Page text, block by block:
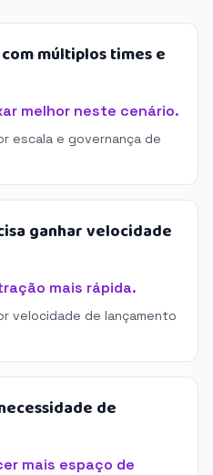
múltiplos times e
melhor neste cenário.
escala e governança de
ganhar velocidade
mais rápida.
velocidade de lançamento
de
mais espaço de